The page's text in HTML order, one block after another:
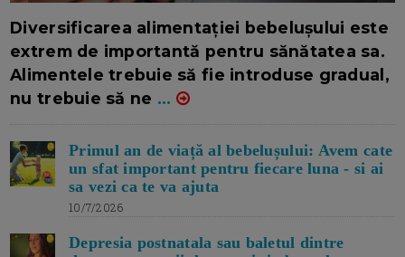
Diversificarea alimentației bebelușului este
extrem de importantă pentru sănătatea sa.
Alimentele trebuie să fie introduse gradual,
nu trebuie să ne ...
Primul an de viață al bebelușului: Avem cate
un sfat important pentru fiecare luna - si ai
sa vezi ca te va ajuta
10/7/2026
Depresia postnatala sau baletul dintre